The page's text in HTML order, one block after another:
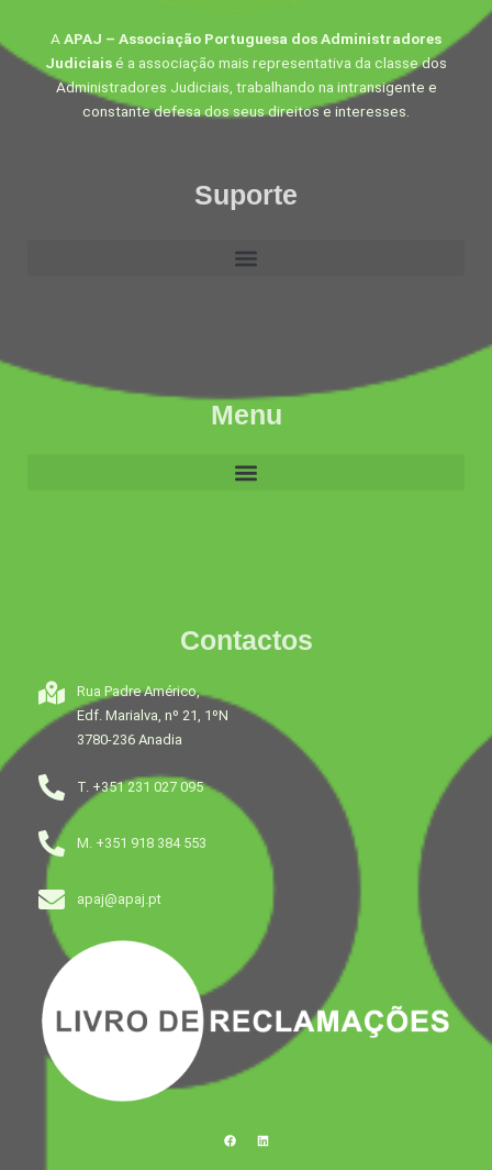
A APAJ – Associação Portuguesa dos Administradores
Judiciaisé a associação mais representativa da classe dos
Administradores Judiciais, trabalhando na intransigente e
constante defesa dos seus direitos e interesses.
Suporte
Menu
Contactos
Rua Padre Américo,
Edf. Marialva, nº 21, 1ºN
3780-236 Anadia
T. +351 231 027 095
M. +351 918 384 553
apaj@apaj.pt
F
a
L
i